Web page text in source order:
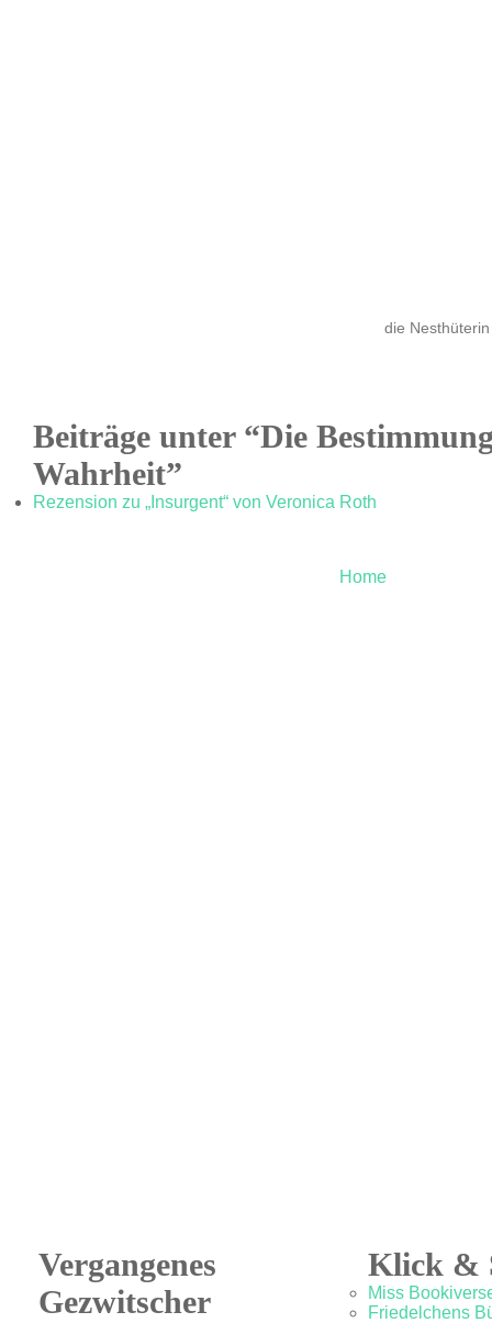
die Nesthüterin
Beiträge unter “Die
Wahrheit”
Rezension zu „Insurgent“ von Veronica Roth
Home
Vergangenes
Gezwitscher
Klick &
Miss
Friedelchens